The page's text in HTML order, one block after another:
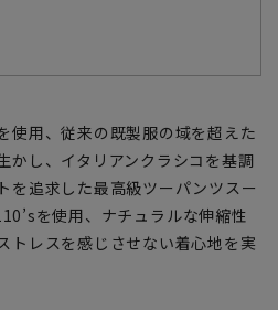
使用、従来の既製服の域を超えた
かし、イタリアンクラシコを基調
を追求した最高級ツーパンツスー
を使用、ナチュラルな伸縮性
トレスを感じさせない着心地を実